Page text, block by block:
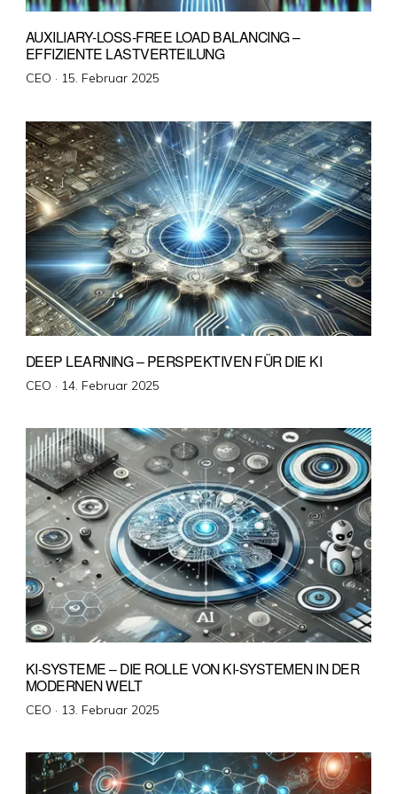
AUXILIARY-LOSS-FREE LOAD BALANCING –
EFFIZIENTE LASTVERTEILUNG
CEO · Veröffentlicht
15. Februar 2025
DEEP LEARNING – PERSPEKTIVEN FÜR DIE KI
CEO · Veröffentlicht
14. Februar 2025
KI-SYSTEME – DIE ROLLE VON KI-SYSTEMEN IN DER
MODERNEN WELT
CEO · Veröffentlicht
13. Februar 2025